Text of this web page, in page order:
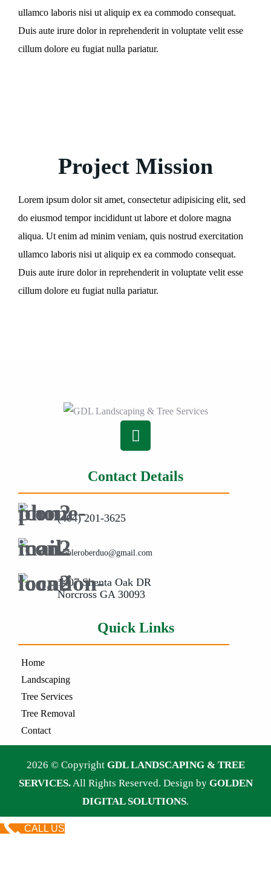
ullamco laboris nisi ut aliquip ex ea commodo consequat.
Duis aute irure dolor in reprehenderit in voluptate velit esse
cillum dolore eu fugiat nulla pariatur.
Project Mission
Lorem ipsum dolor sit amet, consectetur adipisicing elit, sed
do eiusmod tempor incididunt ut labore et dolore magna
aliqua. Ut enim ad minim veniam, quis nostrud exercitation
ullamco laboris nisi ut aliquip ex ea commodo consequat.
Duis aute irure dolor in reprehenderit in voluptate velit esse
cillum dolore eu fugiat nulla pariatur.
Contact Details
(404) 201-3625
irobleroberduo@gmail.com
1407 Shenta Oak DR
Norcross GA 30093
Quick Links
Home
Landscaping
Tree Services
Tree Removal
Contact
2026 © Copyright GDL LANDSCAPING & TREE
SERVICES.All Rights Reserved. Design by GOLDEN
DIGITAL SOLUTIONS.
CALL US